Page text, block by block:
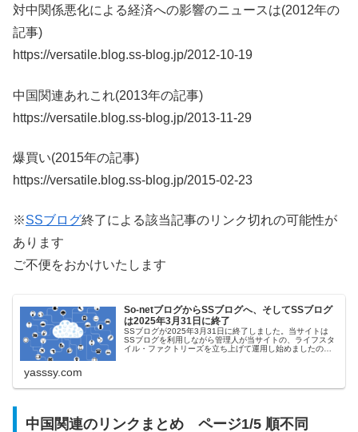
対中関係悪化による経済への影響のニュースは(2012年の
記事)
https://versatile.blog.ss-blog.jp/2012-10-19
中国関連あれこれ(2013年の記事)
https://versatile.blog.ss-blog.jp/2013-11-29
爆買い(2015年の記事)
https://versatile.blog.ss-blog.jp/2015-02-23
※SSブログ終了による該当記事のリンク切れの可能性が
あります
ご不便をおかけいたします
So-netブログからSSブログへ、そしてSSブログ
は2025年3月31日に終了
SSブログが2025年3月31日に終了しました。当サイトは
SSブログを利用しながら管理人が当サイトの、ライフスタ
イル・ファクトリーズを立ち上げて運用し始めましたの
yasssy.com
中国関連のリンクまとめ ページ1/5 順不同